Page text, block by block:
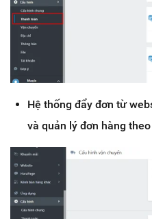
Hệ thống đẩy đơn từ
và quản lý đơn hàng